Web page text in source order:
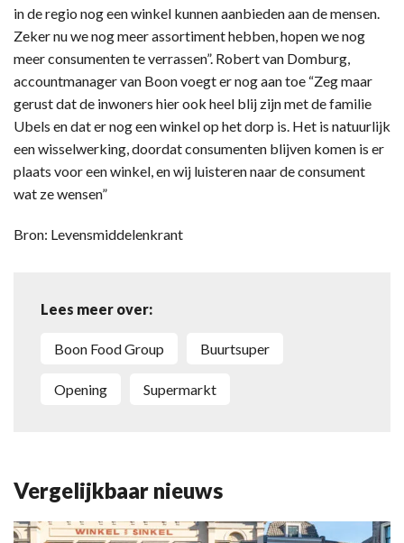
in de regio nog een winkel kunnen aanbieden aan de mensen.
Zeker nu we nog meer assortiment hebben, hopen we nog
meer consumenten te verrassen”. Robert van Domburg,
accountmanager van Boon voegt er nog aan toe “Zeg maar
gerust dat de inwoners hier ook heel blij zijn met de familie
Ubels en dat er nog een winkel op het dorp is. Het is natuurlijk
een wisselwerking, doordat consumenten blijven komen is er
plaats voor een winkel, en wij luisteren naar de consument
wat ze wensen”
Bron: Levensmiddelenkrant
Lees meer over:
Boon Food Group Buurtsuper
opening supermarkt
Vergelijkbaar nieuws